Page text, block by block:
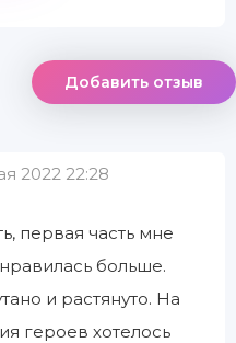
Добавить отзыв
2022 22:28
первая часть мне
больше.
и растянуто. На
героев хотелось